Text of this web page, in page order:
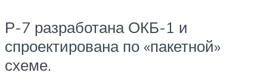
Р-7 разработана ОКБ-1 и
спроектирована по «пакетной»
схеме.